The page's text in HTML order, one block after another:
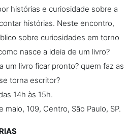
histórias e curiosidade sobre a
histórias. Neste encontro,
sobre curiosidades em torno
nasce a ideia de um livro?
um livro ficar pronto? quem faz as
torna escritor?
14h às 15h.
maio, 109, Centro, São Paulo, SP.